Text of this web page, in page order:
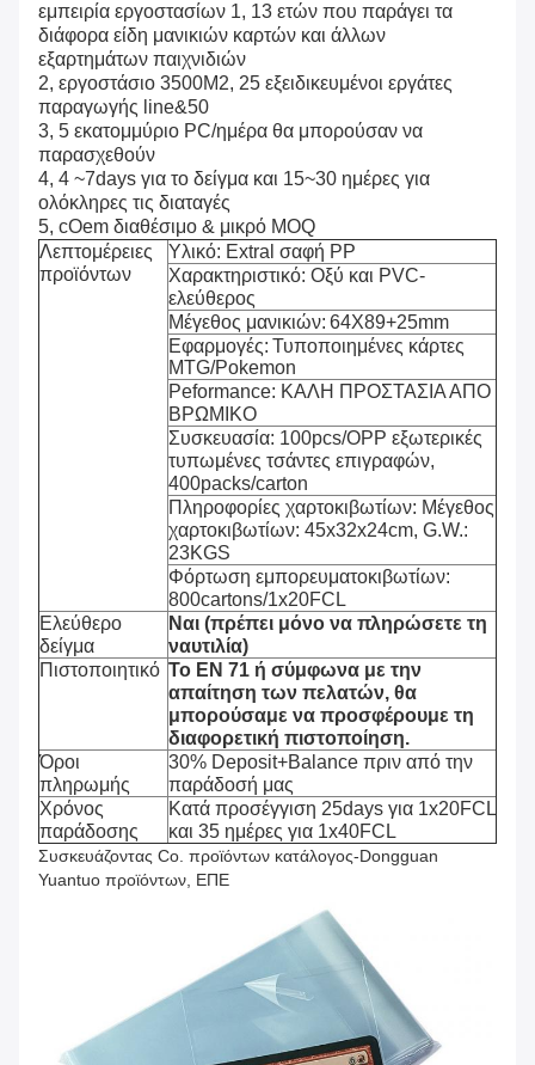
εμπειρία εργοστασίων 1, 13 ετών που παράγει τα
διάφορα είδη μανικιών καρτών και άλλων
εξαρτημάτων παιχνιδιών
2, εργοστάσιο 3500M2, 25 εξειδικευμένοι εργάτες
παραγωγής line&50
3, 5 εκατομμύριο PC/ημέρα θα μπορούσαν να
παρασχεθούν
4, 4 ~7days για το δείγμα και 15~30 ημέρες για
ολόκληρες τις διαταγές
5, cOem διαθέσιμο & μικρό MOQ
Λεπτομέρειες
προϊόντων
Υλικό: Extral σαφή PP
Χαρακτηριστικό: Οξύ και PVC-
ελεύθερος
Μέγεθος μανικιών: 64X89+25mm
Εφαρμογές: Τυποποιημένες κάρτες
MTG/Pokemon
Peformance: ΚΑΛΗ ΠΡΟΣΤΑΣΙΑ ΑΠΟ
ΒΡΩΜΙΚΟ
Συσκευασία: 100pcs/OPP εξωτερικές
τυπωμένες τσάντες επιγραφών,
400packs/carton
Πληροφορίες χαρτοκιβωτίων: Μέγεθος
χαρτοκιβωτίων: 45x32x24cm, G.W.:
23KGS
Φόρτωση εμπορευματοκιβωτίων:
800cartons/1x20FCL
Ελεύθερο
δείγμα
Ναι (πρέπει μόνο να πληρώσετε τη
ναυτιλία)
Πιστοποιητικό Το EN 71 ή σύμφωνα με την
απαίτηση των πελατών, θα
μπορούσαμε να προσφέρουμε τη
διαφορετική πιστοποίηση.
Όροι
πληρωμής
30% Deposit+Balance πριν από την
παράδοσή μας
Χρόνος
παράδοσης
Κατά προσέγγιση 25days για 1x20FCL
και 35 ημέρες για 1x40FCL
Συσκευάζοντας Co. προϊόντων κατάλογος-Dongguan
Yuantuo προϊόντων, ΕΠΕ